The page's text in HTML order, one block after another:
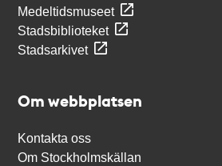
Medeltidsmuseet
Stadsbiblioteket
Stadsarkivet
Om webbplatsen
Kontakta oss
Om Stockholmskällan